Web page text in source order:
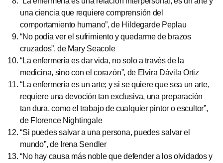
una ciencia que requiere comprensión del
comportamiento humano”, de Hildegarde Peplau
“No podía ver el sufrimiento y quedarme de brazos
cruzados”, de Mary Seacole
“La enfermería es dar vida, no solo a través de la
medicina, sino con el corazón”, de Elvira Dávila Ortiz
“La enfermería es un arte; y si se quiere que sea un arte,
requiere una devoción tan exclusiva, una preparación
tan dura, como el trabajo de cualquier pintor o escultor”,
de Florence Nightingale
“Si puedes salvar a una persona, puedes salvar el
mundo”, de Irena Sendler
“No hay causa más noble que defender a los olvidados y